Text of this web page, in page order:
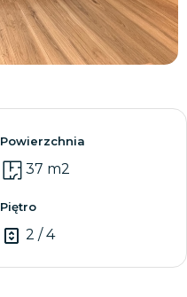
Powierzchnia
37 m2
Piętro
2 / 4